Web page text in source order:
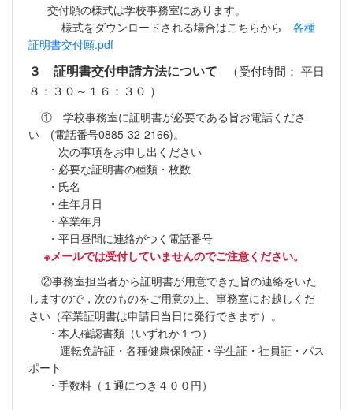
交付願の様式は学校事務室にあります。
様式をダウンロードされる場合はこちらから 各種
証明書交付願.pdf
３ 証明書交付申請方法について
（受付時間： 平日
８：３０～１６：３０ ）
① 学校事務室に証明書が必要である旨お電話くださ
い (電話番号0885-32-2166)。
次の事項をお申し出ください
・必要な証明書の種類・枚数
・氏名
・生年月日
・卒業年月
・平日昼間に連絡がつく電話番号
※メールでは受付していませんのでご注意ください。
②事務室担当者から証明書が用意できた旨の連絡をいた
しますので，次のものをご用意の上、事務室にお越しくだ
さい（卒業証明書は申請日当日に発行できます）。
・本人確認書類（いずれか１つ）
運転免許証・各種健康保険証・学生証・社員証・パス
ポート
・手数料（１通につき４００円）